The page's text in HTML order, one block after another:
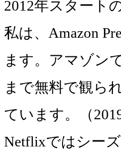
2012年スタート
私は、Amazon
ます。アマゾン
まで無料で観ら
ています。（
Netflixではシー